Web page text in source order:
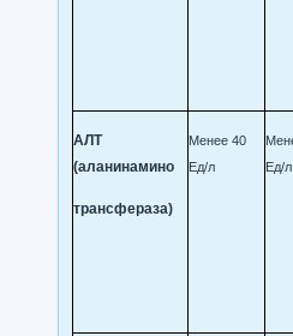
АЛТ
(аланинамино
трансфераза)
Менее 40
Ед/л
Ед/л